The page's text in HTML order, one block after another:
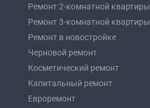
Ремонт 2-комнатной квартиры
Ремонт 3-комнатной квартиры
Ремонт в новостройке
Черновой ремонт
Косметический ремонт
Капитальный ремонт
Евроремонт